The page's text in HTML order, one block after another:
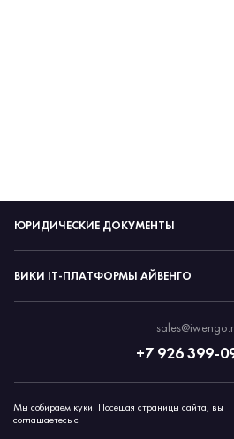
ЮРИДИЧЕСКИЕ ДОКУМЕНТЫ
ВИКИ IT-ПЛАТФОРМЫ АЙВЕНГО
+7 926 399-
© 2026 Айвенго
Мы собираем куки. Посещая страницы сайта, вы
соглашаетесь с